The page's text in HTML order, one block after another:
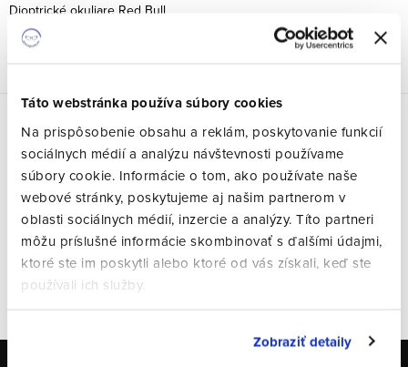
Táto webstránka používa súbory cookies
Na prispôsobenie obsahu a reklám, poskytovanie funkcií
sociálnych médií a analýzu návštevnosti používame
súbory cookie. Informácie o tom, ako používate naše
webové stránky, poskytujeme aj našim partnerom v
oblasti sociálnych médií, inzercie a analýzy. Títo partneri
môžu príslušné informácie skombinovať s ďalšími údajmi,
ktoré ste im poskytli alebo ktoré od vás získali, keď ste
používali ich služby.
Zobraziť detaily
Dioptrické okuliare Red Bull
Posledné hodnotenie
VŠETKY HODNOTENIA
Alexander Drexler